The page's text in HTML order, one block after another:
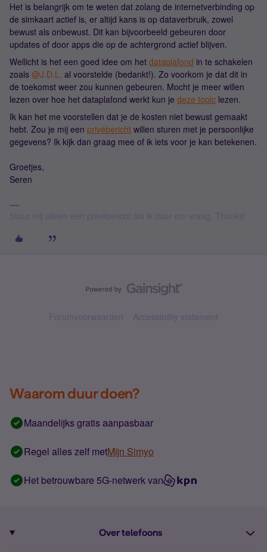
Het is belangrijk om te weten dat zolang de internetverbinding op
de simkaart actief is, er altijd kans is op dataverbruik, zowel
bewust als onbewust. Dit kan bijvoorbeeld gebeuren door
updates of door apps die op de achtergrond actief blijven.
Wellicht is het een goed idee om het dataplafond in te schakelen
zoals @J.D.L. al voorstelde (bedankt!). Zo voorkom je dat dit in
de toekomst weer zou kunnen gebeuren. Mocht je meer willen
lezen over hoe het dataplafond werkt kun je deze topic lezen.
Ik kan het me voorstellen dat je de kosten niet bewust gemaakt
hebt. Zou je mij een privébericht willen sturen met je persoonlijke
gegevens? Ik kijk dan graag mee of ik iets voor je kan betekenen.
Groetjes,
Seren
Forumvoorwaarden Accessibility statement
Waarom duur doen?
Maandelijks gratis aanpasbaar
Regel alles zelf metMijn Simyo
Het betrouwbare 5G-netwerk van
Over telefoons